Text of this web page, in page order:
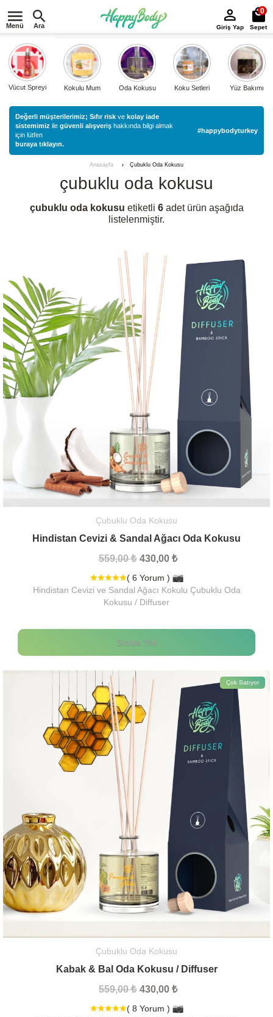
Menü Ara Giriş Yap
0
Sepet
Vücut Spreyi Kokulu Mum Oda Kokusu Koku Setleri Yüz Bakımı
Değerli müşterilerimiz; Sıfır risk ve kolay iade
sistemimiz ile güvenli alışveriş hakkında bilgi almak
için lütfen
buraya tıklayın.
#happybodyturkey
Anasayfa Çubuklu Oda Kokusu
çubuklu oda kokusu
çubuklu oda kokusu etiketli 6adet ürün aşağıda
listelenmiştir.
Çubuklu Oda Kokusu
Hindistan Cevizi & Sandal Ağacı Oda Kokusu
559,00 ₺ 430,00 ₺
( 6 Yorum )
Hindistan Cevizi ve Sandal Ağacı Kokulu Çubuklu Oda
Kokusu / Diffuser
Stokta Yok
Çok Satıyor
Çubuklu Oda Kokusu
Kabak & Bal Oda Kokusu / Diffuser
559,00 ₺ 430,00 ₺
( 8 Yorum )